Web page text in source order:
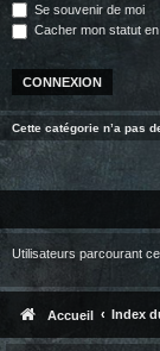
Se souvenir de moi
Cacher mon statut
Cette catégorie n’a pas
Utilisateurs parcourant
Accueil Index